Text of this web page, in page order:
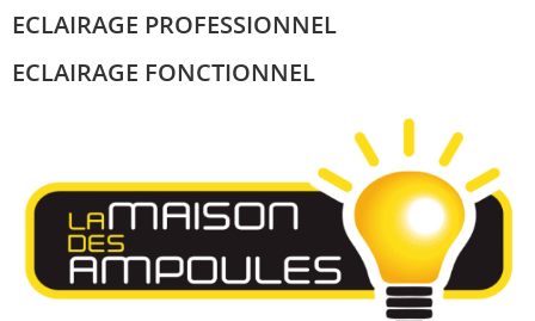
ECLAIRAGE PROFESSIONNEL
ECLAIRAGE FONCTIONNEL